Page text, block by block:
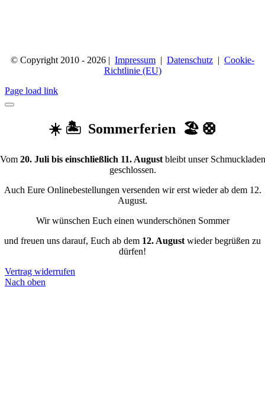
© Copyright 2010 - 2026 | Impressum | Datenschutz | Cookie-
Richtlinie (EU)
Page load link
☀️ 🏝️ Sommerferien 🏖️ 🛟
Vom 20. Juli bis einschließlich 11. Augustbleibt unser Schmuckladen
geschlossen.
Auch Eure Onlinebestellungen versenden wir erst wieder ab dem 12.
August.
Wir wünschen Euch einen wunderschönen Sommer
und freuen uns darauf, Euch ab dem 12. August wieder begrüßen zu
dürfen!
Vertrag widerrufen
Nach oben